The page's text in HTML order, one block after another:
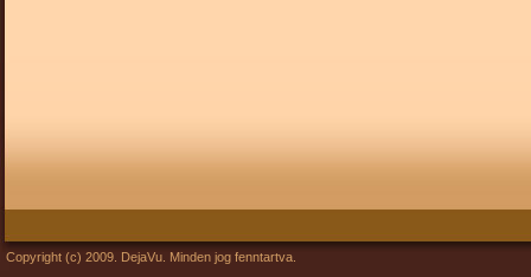
Copyright (c) 2009. DejaVu. Minden jog fenntartva.